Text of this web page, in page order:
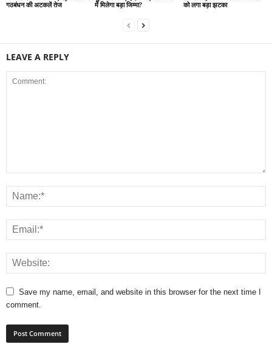
गठबंधन की अटकलें तेज
में मिलेगा बड़ा जिम्मा?
को लगा बड़ा झटका
LEAVE A REPLY
Save my name, email, and website in this browser for the next time I
comment.